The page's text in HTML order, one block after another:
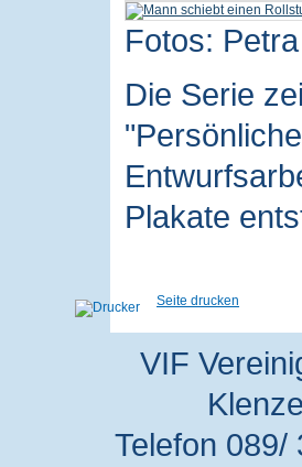
Fotos:
Die Serie
Plakate
Seite drucken
VIF
Telefon